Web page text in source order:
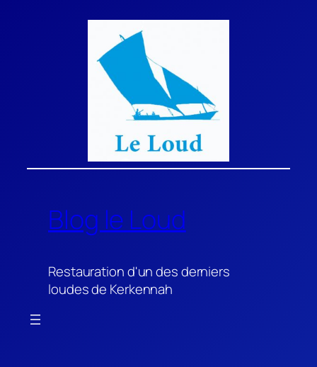
Blog le Loud
Restauration d'un des derniers
loudes de Kerkennah